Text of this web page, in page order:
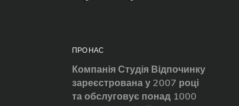
ПРО НАС
Компанія Студія Відпочинку
зареєстрована у 2007 році
та обслуговує понад 1000